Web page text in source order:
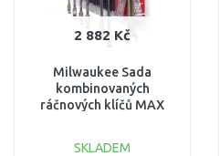
2 882 Kč
Milwaukee Sada
kombinovaných
ráčnových klíčů MAX
SKLADEM